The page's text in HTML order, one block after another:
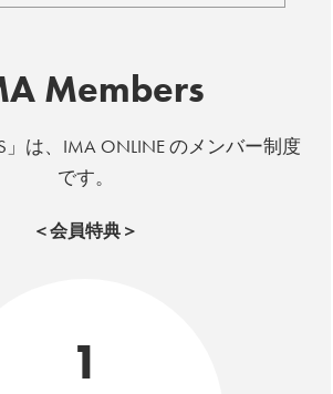
Members
」は、IMA ONLINE のメンバー制度
です。
＜会員特典＞
1